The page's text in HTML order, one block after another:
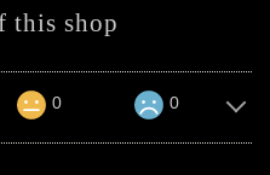
this shop
0 0